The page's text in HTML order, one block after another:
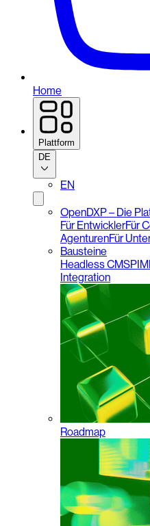
Home
Plattform
DE
EN
OpenDXP – Die
Für EntwicklerFür
AgenturenFür
Bausteine
Headless CMSPIM
Integration
Roadmap